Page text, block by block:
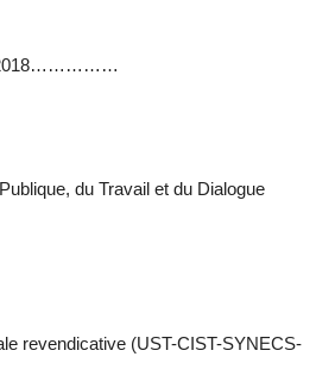
2018……………
du Travail et du Dialogue
revendicative (UST-CIST-SYNECS-